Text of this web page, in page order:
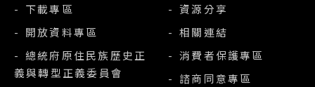
- 下載專區
- 開放資料專區
- 總統府原住民族歷史正
義與轉型正義委員會
- 資源分享
- 相關連結
- 消費者保護專區
- 諮商同意專區